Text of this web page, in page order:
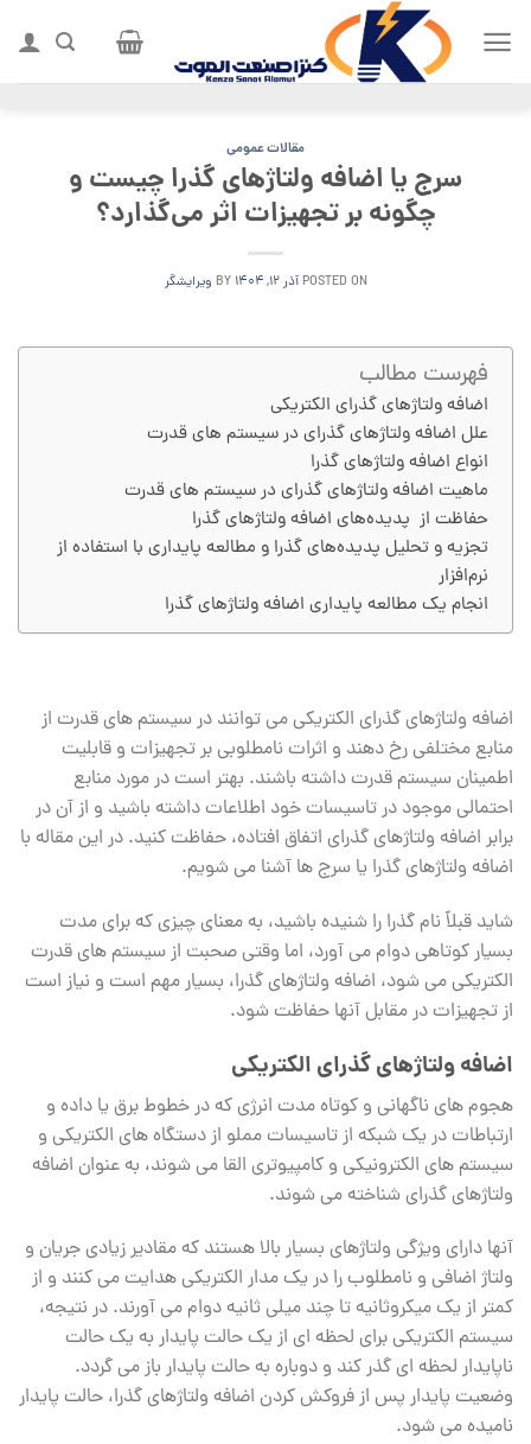
مقالات عمومی
سرج یا اضافه ولتاژهای گذرا چیست و
چگونه بر تجهیزات اثر می‌گذارد؟
POSTED ON آذر ۱۲, ۱۴۰۴ BY ویرایشگر
فهرست مطالب
اضافه ولتاژهای گذرای الکتریکی
علل اضافه ولتاژهای گذرای در سیستم های قدرت
انواع اضافه ولتاژهای گذرا
ماهیت اضافه ولتاژهای گذرای در سیستم های قدرت
حفاظت از پدیده‌های اضافه ولتاژهای گذرا
تجزیه و تحلیل پدیده‌های گذرا و مطالعه پایداری با استفاده از
نرم‌افزار
انجام یک مطالعه پایداری اضافه ولتاژهای گذرا
اضافه ولتاژهای گذرای الکتریکی می توانند در سیستم های قدرت از
منابع مختلفی رخ دهند و اثرات نامطلوبی بر تجهیزات و قابلیت
اطمینان سیستم قدرت داشته باشند. بهتر است در مورد منابع
احتمالی موجود در تاسیسات خود اطلاعات داشته باشید و از آن در
برابر اضافه ولتاژهای گذرای اتفاق افتاده، حفاظت کنید. در این مقاله با
اضافه ولتاژهای گذرا یا سرج ها آشنا می شویم.
شاید قبلاً نام گذرا را شنیده باشید، به معنای چیزی که برای مدت
بسیار کوتاهی دوام می آورد، اما وقتی صحبت از سیستم های قدرت
الکتریکی می شود، اضافه ولتاژهای گذرا، بسیار مهم است و نیاز است
از تجهیزات در مقابل آنها حفاظت شود.
اضافه ولتاژهای گذرای الکتریکی
هجوم های ناگهانی و کوتاه مدت انرژی که در خطوط برق یا داده و
ارتباطات در یک شبکه از تاسیسات مملو از دستگاه های الکتریکی و
سیستم های الکترونیکی و کامپیوتری القا می شوند، به عنوان اضافه
ولتاژهای گذرای شناخته می شوند.
آنها دارای ویژگی ولتاژهای بسیار بالا هستند که مقادیر زیادی جریان و
ولتاژ اضافی و نامطلوب را در یک مدار الکتریکی هدایت می کنند و از
کمتر از یک میکروثانیه تا چند میلی ثانیه دوام می آورند. در نتیجه،
سیستم الکتریکی برای لحظه ای از یک حالت پایدار به یک حالت
ناپایدار لحظه ای گذر کند و دوباره به حالت پایدار باز می گردد.
وضعیت پایدار پس از فروکش کردن اضافه ولتاژهای گذرا، حالت پایدار
نامیده می شود.